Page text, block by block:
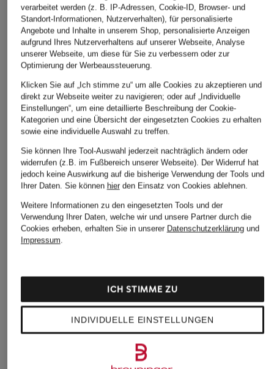
CLOUDRUNNER 3
119,99 €
Bestpreis:
101,99 €
Ursprünglich:160 €
CLOUDSURFER 2
124,99 €
Bestpreis:
106,24 €
Ursprünglich:
170 €
119,99 €
Bestpreis:
Ursprünglich:
ÄHNLICHE ARTIKEL ENTDECKEN
verarbeitet werden (z. B. IP-Adressen, Cookie-ID, Browser- und
Standort-Informationen, Nutzerverhalten), für personalisierte
Angebote und Inhalte in unserem Shop, personalisierte Anzeigen
aufgrund Ihres Nutzerverhaltens auf unserer Webseite, Analyse
unserer Webseite, um diese für Sie zu verbessern oder zur
Optimierung der Werbeaussteuerung.
Klicken Sie auf „Ich stimme zu“ um alle Cookies zu akzeptieren und
direkt zur Webseite weiter zu navigieren; oder auf „Individuelle
Einstellungen“, um eine detaillierte Beschreibung der Cookie-
Kategorien und eine Übersicht der eingesetzten Cookies zu erhalten
sowie eine individuelle Auswahl zu treffen.
Sie können Ihre Tool-Auswahl jederzeit nachträglich ändern oder
widerrufen (z.B. im Fußbereich unserer Webseite). Der Widerruf hat
jedoch keine Auswirkung auf die bisherige Verwendung der Tools und
Ihrer Daten. Sie können hierden Einsatz von Cookies ablehnen.
Weitere Informationen zu den eingesetzten Tools und der
Verwendung Ihrer Daten, welche wir und unsere Partner durch die
Cookies erheben, erhalten Sie in unserer Datenschutzerklärungund
Impressum.
INDIVIDUELLE EINSTELLUNGEN
ICH STIMME ZU